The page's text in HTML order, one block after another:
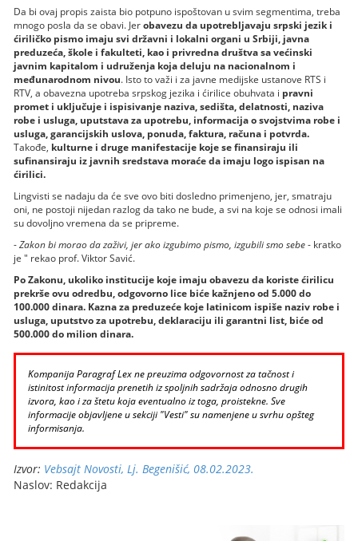
Da bi ovaj propis zaista bio potpuno ispoštovan u svim segmentima, treba
mnogo posla da se obavi. Jerobavezu da upotrebljavaju srpski jezik i
ćiriličko pismo imaju svi državni i lokalni organi u Srbiji, javna
preduzeća, škole i fakulteti, kao i privredna društva sa većinski
javnim kapitalom i udruženja koja deluju na nacionalnom i
međunarodnom nivou. Isto to važi i za javne medijske ustanove RTS i
RTV, a obavezna upotreba srpskog jezika i ćirilice obuhvata i pravni
promet i uključuje i ispisivanje naziva, sedišta, delatnosti, naziva
robe i usluga, uputstava za upotrebu, informacija o svojstvima robe i
usluga, garancijskih uslova, ponuda, faktura, računa i potvrda.
Takođe, kulturne i druge manifestacije koje se finansiraju ili
sufinansiraju iz javnih sredstava moraće da imaju logo ispisan na
ćirilici.
Lingvisti se nadaju da će sve ovo biti dosledno primenjeno, jer, smatraju
oni, ne postoji nijedan razlog da tako ne bude, a svi na koje se odnosi imali
su dovoljno vremena da se pripreme.
-Zakon bi morao da zaživi, jer ako izgubimo pismo, izgubili smo sebe- kratko
je " rekao prof. Viktor Savić.
Po Zakonu, ukoliko institucije koje imaju obavezu da koriste ćirilicu
prekrše ovu odredbu, odgovorno lice biće kažnjeno od 5.000 do
100.000 dinara. Kazna za preduzeće koje latinicom ispiše naziv robe i
usluga, uputstvo za upotrebu, deklaraciju ili garantni list, biće od
500.000 do milion dinara.
Kompanija Paragraf Lex ne preuzima odgovornost za tačnost i
istinitost informacija prenetih iz spoljnih sadržaja odnosno drugih
izvora, kao i za štetu koja eventualno iz toga, proistekne. Sve
informacije objavljene u sekciji "Vesti" su namenjene u svrhu opšteg
informisanja.
Izvor: Vebsajt Novosti, Lj. Begenišić, 08.02.2023.
Naslov: Redakcija